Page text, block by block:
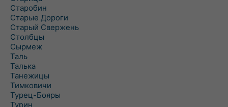
Старобин
Старые Дороги
Старый Свержень
Столбцы
Сырмеж
Таль
Талька
Танежицы
Тимковичи
Турец-Бояры
Турин